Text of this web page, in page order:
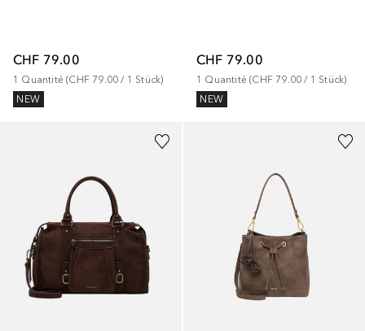
CHF 79.00
1 Quantité (CHF 79.00 / 1 Stück)
NEW
CHF 79.00
1 Quantité (CHF 79.00 / 1 Stück)
NEW